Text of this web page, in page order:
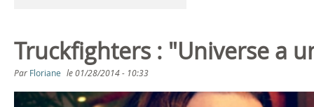
Truckfighters : "Universe a
Par Floriane le01/28/2014 - 10:33